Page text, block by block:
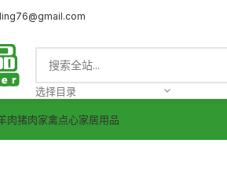
选择目录
肉猪肉家禽点心家居用品